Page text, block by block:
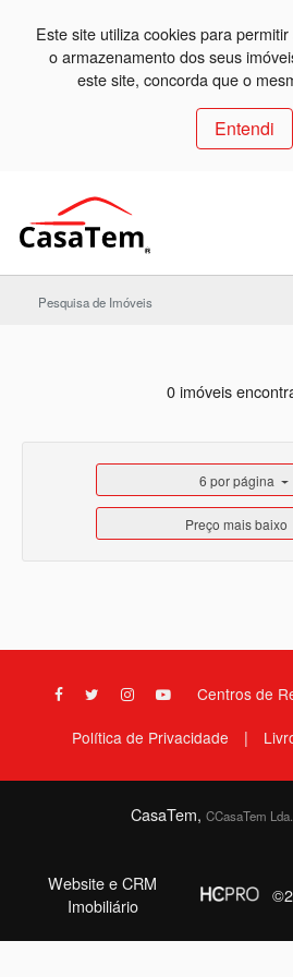
Este site utiliza cookies para
o armazenamento dos seus
este site, concorda que o
Entendi
Pesquisa de Imóveis
0 imóveis
6 por página
Preço mais baixo
Centros de
Política de Privacidade |
CasaTem, CCasaTem
Website e CRM
Imobiliário